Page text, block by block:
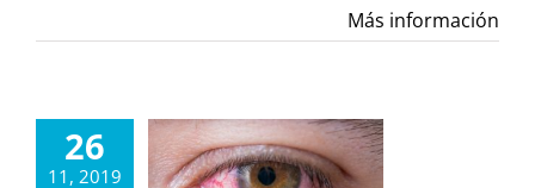
Más información
26
11, 2019